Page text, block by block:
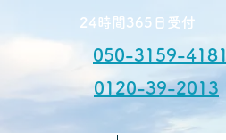
​24時間365日受付
050-3159-4181
0120-39-2013